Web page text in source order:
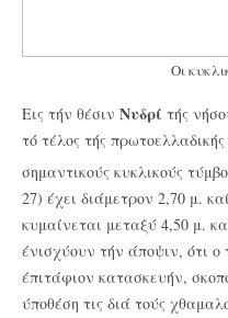
Οι
Εις τήν θέσιν Νυδρί τής
τό τέλος τής
σημαντικούς κυκλικούς
27) έχει διάμετρον 2,70 μ.
κυμαίνεται μεταξύ 4,50 μ.
ένισχύουν τήν άποψιν, ότι
έπιτάφιον κατασκευήν,
ύποθέση τις διά τούς